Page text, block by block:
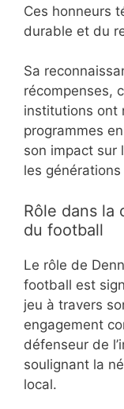
Ces honneurs
durable et du
Sa
récompenses,
institutions ont
programmes
son impact sur
les générations
Rôle dans la
du football
Le rôle de
football est
jeu à travers
engagement
défenseur de
soulignant la
local.